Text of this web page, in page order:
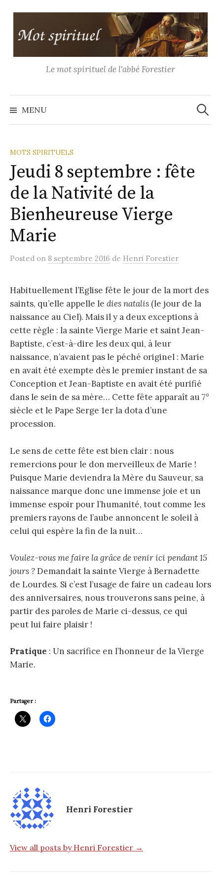
contenu
Le mot spirituel de l'abbé Forestier
MENU
MOTS SPIRITUELS
Jeudi 8 septembre : fête
de la Nativité de la
Bienheureuse Vierge
Marie
Posted on 8 septembre 2016 de Henri Forestier
Habituellement l’Eglise fête le jour de la mort des
saints, qu’elle appelle le dies natalis (le jour de la
naissance au Ciel). Mais il y a deux exceptions à
cette règle : la sainte Vierge Marie et saint Jean-
Baptiste, c’est-à-dire les deux qui, à leur
naissance, n’avaient pas le péché originel : Marie
en avait été exempte dès le premier instant de sa
Conception et Jean-Baptiste en avait été purifié
dans le sein de sa mère… Cette fête apparaît au 7°
siècle et le Pape Serge 1er la dota d’une
procession.
Le sens de cette fête est bien clair : nous
remercions pour le don merveilleux de Marie !
Puisque Marie deviendra la Mère du Sauveur, sa
naissance marque donc une immense joie et un
immense espoir pour l’humanité, tout comme les
premiers rayons de l’aube annoncent le soleil à
celui qui espère la fin de la nuit…
Voulez-vous me faire la grâce de venir ici pendant 15
jours ?Demandait la sainte Vierge à Bernadette
de Lourdes. Si c’est l’usage de faire un cadeau lors
des anniversaires, nous trouverons sans peine, à
partir des paroles de Marie ci-dessus, ce qui
peut lui faire plaisir !
Pratique : Un sacrifice en l’honneur de la Vierge
Marie.
Partager :
Henri Forestier
View all posts by Henri Forestier →